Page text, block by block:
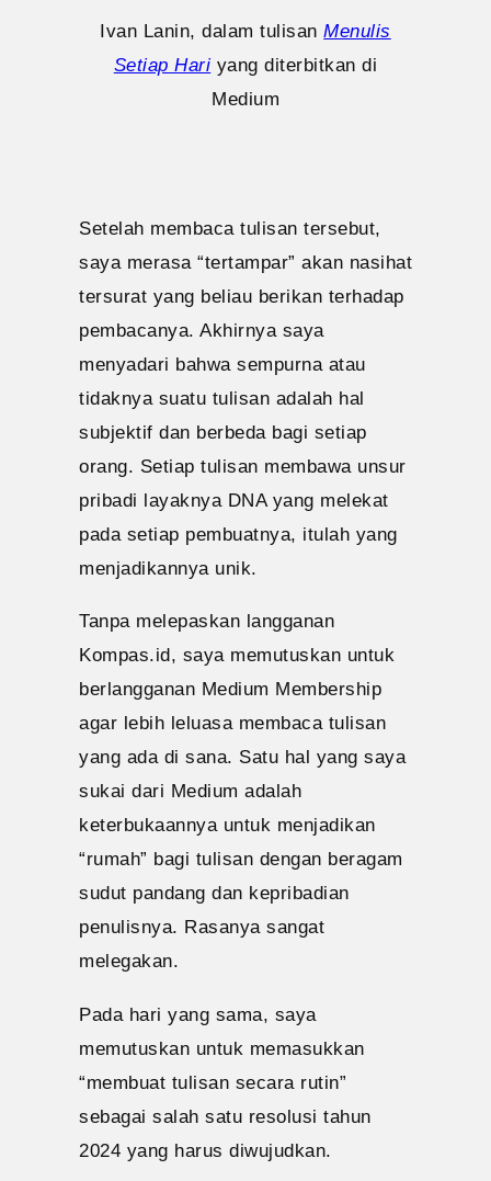
Ivan Lanin, dalam tulisanMenulis
Setiap Hari yang diterbitkan di
Medium
Setelah membaca tulisan tersebut,
saya merasa “tertampar” akan nasihat
tersurat yang beliau berikan terhadap
pembacanya. Akhirnya saya
menyadari bahwa sempurna atau
tidaknya suatu tulisan adalah hal
subjektif dan berbeda bagi setiap
orang. Setiap tulisan membawa unsur
pribadi layaknya DNA yang melekat
pada setiap pembuatnya, itulah yang
menjadikannya unik.
Tanpa melepaskan langganan
Kompas.id, saya memutuskan untuk
berlangganan Medium Membership
agar lebih leluasa membaca tulisan
yang ada di sana. Satu hal yang saya
sukai dari Medium adalah
keterbukaannya untuk menjadikan
“rumah” bagi tulisan dengan beragam
sudut pandang dan kepribadian
penulisnya. Rasanya sangat
melegakan.
Pada hari yang sama, saya
memutuskan untuk memasukkan
“membuat tulisan secara rutin”
sebagai salah satu resolusi tahun
2024 yang harus diwujudkan.